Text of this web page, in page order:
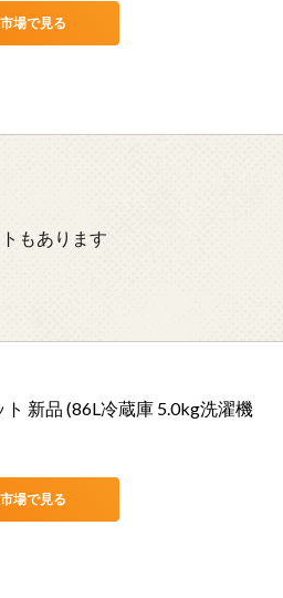
場で見る
もあります
新品 (86L冷蔵庫 5.0kg洗濯機
場で見る